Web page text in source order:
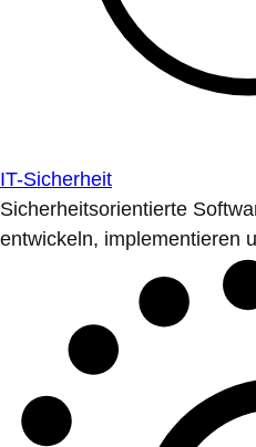
IT-Sicherheit
Sicherheitsorientierte
entwickeln, implementieren